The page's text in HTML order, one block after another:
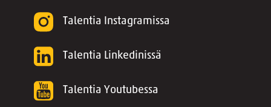
Talentia Instagramissa
Talentia Linkedinissä
Talentia Youtubessa